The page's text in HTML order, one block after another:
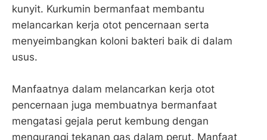
kunyit. Kurkumin bermanfaat membantu
melancarkan kerja otot pencernaan serta
menyeimbangkan koloni bakteri baik di dalam
usus.
Manfaatnya dalam melancarkan kerja otot
pencernaan juga membuatnya bermanfaat
mengatasi gejala perut kembung dengan
mengurangi tekanan gas dalam perut. Manfaat